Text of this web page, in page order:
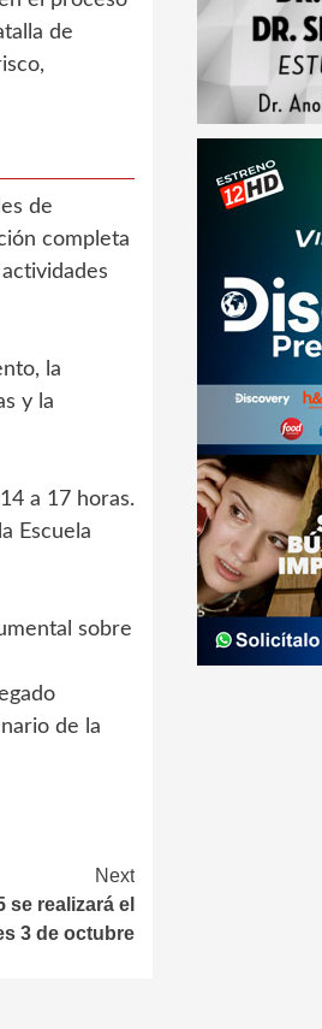
de
de
completa
la
y la
a 17 horas.
Escuela
sobre
de la
Next
se realizará el
3 de octubre